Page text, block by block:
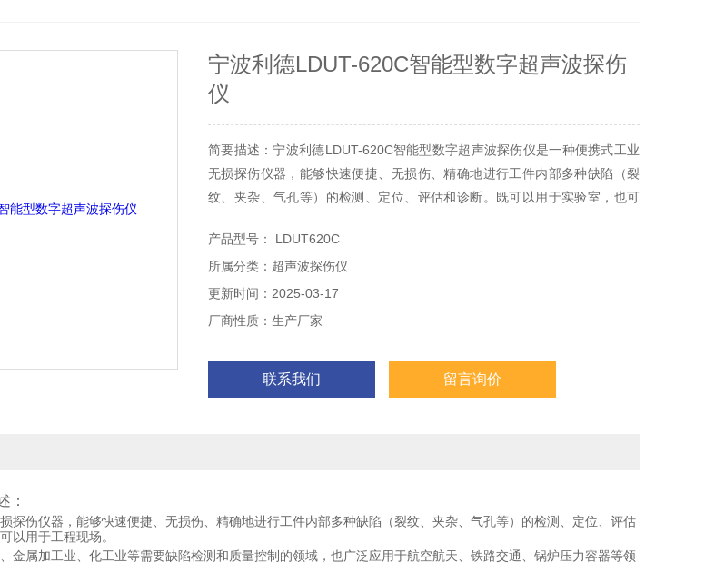
宁波利德LDUT-620C智能型数字超声波探伤
仪
简要描述：宁波利德LDUT-620C智能型数字超声波探伤仪是一种便携式工业
无损探伤仪器，能够快速便捷、无损伤、精确地进行工件内部多种缺陷（裂
纹、夹杂、气孔等）的检测、定位、评估和诊断。既可以用于实验室，也可
适用范围：制造业、钢铁冶金业、金属加工业、化工业等需要缺陷检测和质
量控制的领域，也广泛应用于航空航天、铁路交通、锅炉压力容器等领域的
在线安全检查与寿命评估。
产品型号： LDUT620C
所属分类：超声波探伤仪
更新时间：2025-03-17
厂商性质：生产厂家
联系我们 留言询价
：
探伤仪器，能够快速便捷、无损伤、精确地进行工件内部多种缺陷（裂纹、夹杂、气孔等）的检测、定位、评估
以用于工程现场。
金属加工业、化工业等需要缺陷检测和质量控制的领域，也广泛应用于航空航天、铁路交通、锅炉压力容器等领